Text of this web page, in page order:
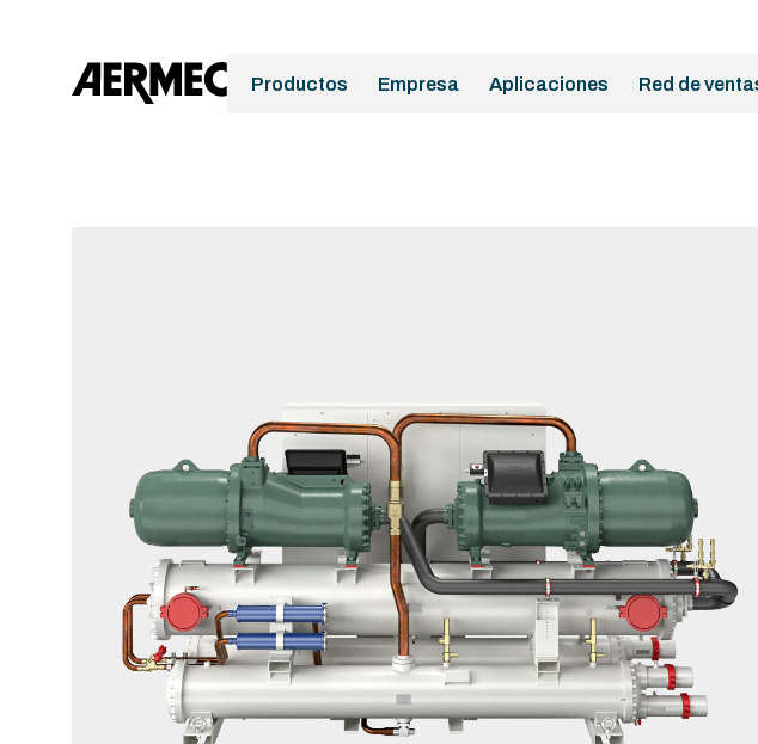
Productos Empresa Aplicaciones Red de